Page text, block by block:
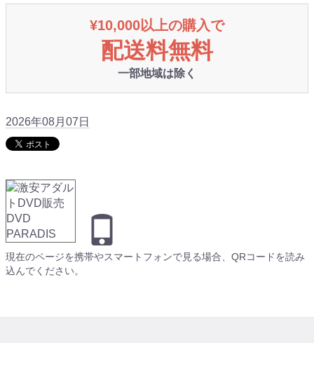
¥10,000以上の購入で
配送料無料
一部地域は除く
2026年08月07日
現在のページを携帯やスマートフォンで見る場合、QRコードを読み
込んでください。